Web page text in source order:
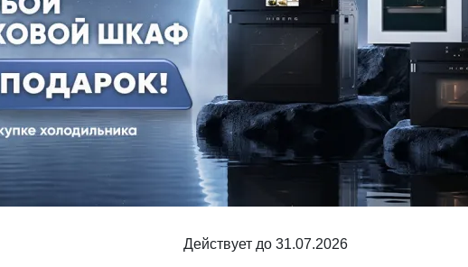
Консоли
стеллажи
Витрины
Шкафы
Мебель для
гостиной
Действует до 31.07.2026